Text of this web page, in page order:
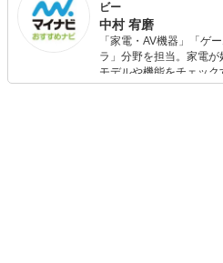
ビー
中村 宥磨
「家電・AV機器」「ゲ
ラ」分野を担当。家電
モデルや機能をチェッ
ムを楽しみながら、新